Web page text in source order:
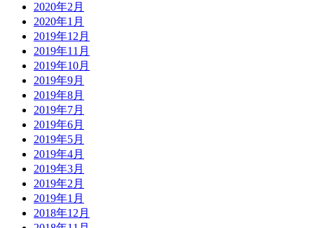
2020年2月
2020年1月
2019年12月
2019年11月
2019年10月
2019年9月
2019年8月
2019年7月
2019年6月
2019年5月
2019年4月
2019年3月
2019年2月
2019年1月
2018年12月